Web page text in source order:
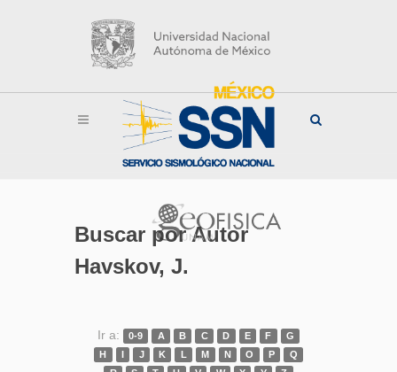
Buscar por Autor
Havskov, J.
Ir a: 0-9 A B C D E F
G
H
I J K L M N O P
Q